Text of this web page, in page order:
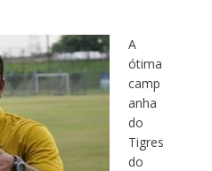
A
ótima
camp
anha
do
Tigres
do